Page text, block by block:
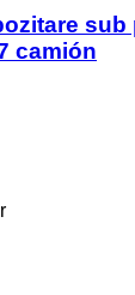
sub
camión